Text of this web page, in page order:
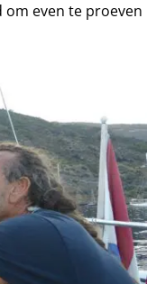
om even te proeven